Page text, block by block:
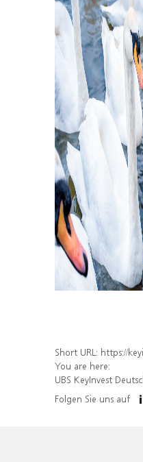
Short URL: https://keyinvest-
You are here:
UBS KeyInvest
Folgen Sie uns auf